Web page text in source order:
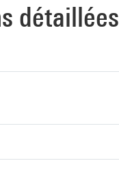
détaillées